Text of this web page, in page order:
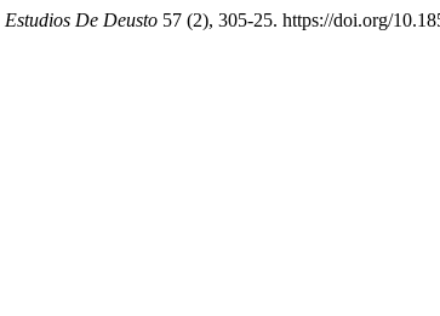
Estudios De Deusto 57 (2), 305-25. https://doi.org/